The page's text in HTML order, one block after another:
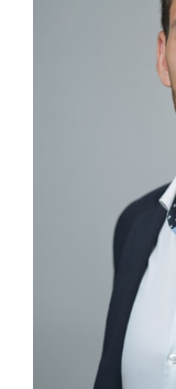
Domeniile La MIGDALI
GRAMOFON Wine
Domeniul BOGDAN
Crama ARAMIC
Crama CORCOVA
Crama PURCARI
Crama HERMEZIU